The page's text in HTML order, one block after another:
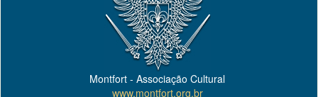
Montfort - Associação Cultural
www.montfort.org.br